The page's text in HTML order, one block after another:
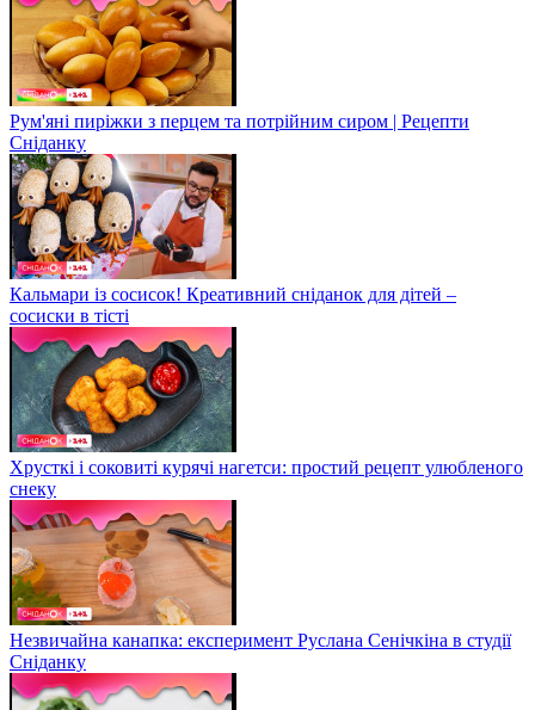
Рум'яні пиріжки з перцем та потрійним сиром | Рецепти
Сніданку
Кальмари із сосисок! Креативний сніданок для дітей –
сосиски в тісті
Хрусткі і соковиті курячі нагетси: простий рецепт улюбленого
снеку
Незвичайна канапка: експеримент Руслана Сенічкіна в студії
Сніданку